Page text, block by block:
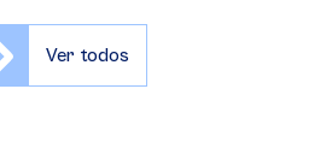
Ver todos